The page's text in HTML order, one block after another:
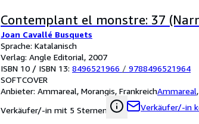
Contemplant el monstre: 37
Joan Cavallé Busquets
Sprache: Katalanisch
Verlag: Angle Editorial, 2007
ISBN 10 / ISBN 13: 8496521966 / 9788496521964
SOFTCOVER
Anbieter: Ammareal, Morangis, FrankreichAmmareal,
Verkäufer/-in mit 5 Sternen
Verkäufer/-in